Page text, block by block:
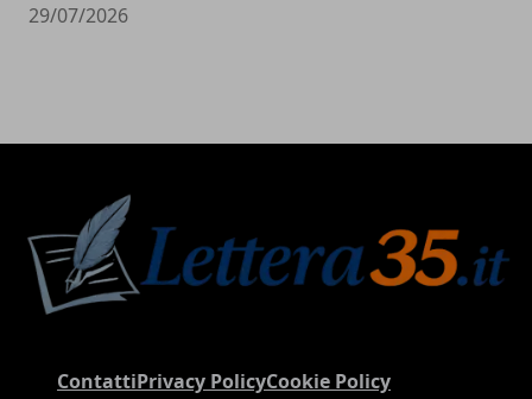
29/07/2026
ContattiPrivacy PolicyCookie Policy